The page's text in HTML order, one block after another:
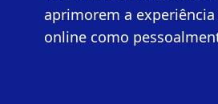
aprimorem a
online como